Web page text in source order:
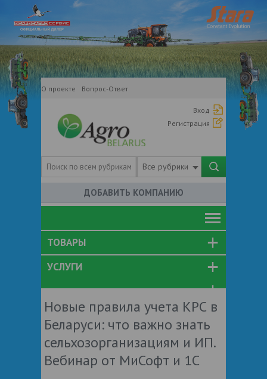
О проекте Вопрос-Ответ
Вход
Регистрация
Все рубрики
ДОБАВИТЬ КОМПАНИЮ
ТОВАРЫ
УСЛУГИ
Новые правила учета КРС в
Беларуси: что важно знать
сельхозорганизациям и ИП.
Вебинар от МиСофт и 1С